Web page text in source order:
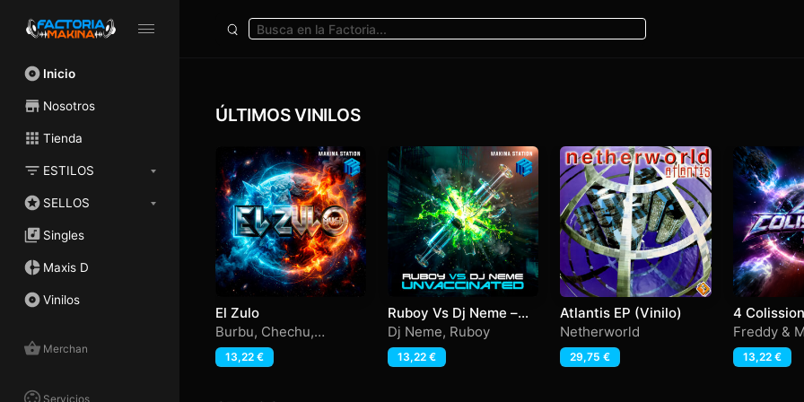
Inicio
Nosotros
Tienda
ESTILOS
SELLOS
Singles
Maxis D
Vinilos
Merchan
Servicios
ÚLTIMOS VINILOS
El Zulo
Burbu, Chechu,
Darthacid
Flopy,Martin-T
13,22 €
Ruboy Vs Dj Neme –
Unvaccinated
Dj Neme, Ruboy
13,22€
Atlantis EP (Vinilo)
Netherworld
29,75€
4
Melocko +
byk)
Freddy &
Sami & Q-
13,22 €